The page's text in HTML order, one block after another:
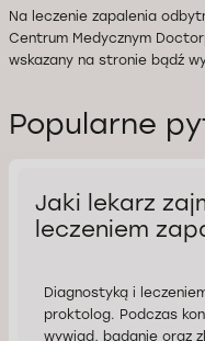
Na leczenie zapalenia
Centrum Medycznym
wskazany na stronie bądź
Popularne
Jaki lekarz
leczeniem
Diagnostyką i
proktolog. Podczas
wywiad, badanie oraz